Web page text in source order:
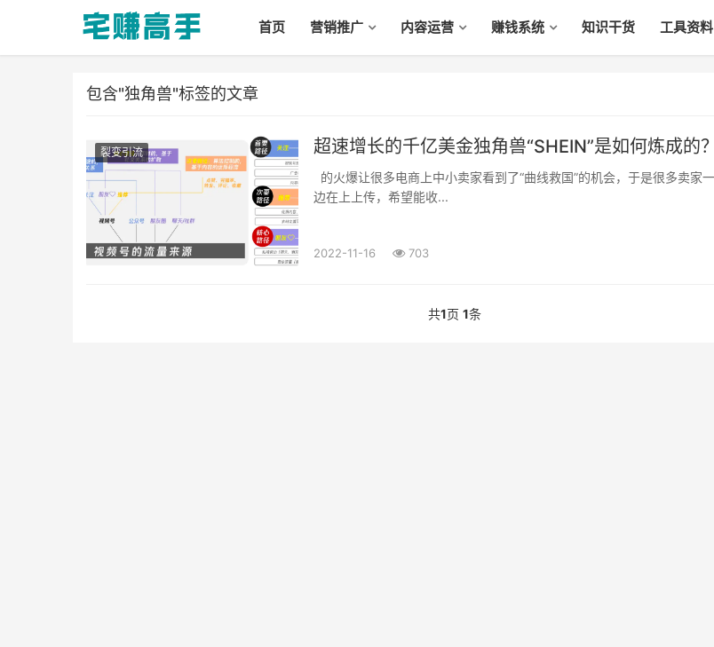
首页 营销推广 内容运营 赚钱系统 知识干货 工具资料
包含"独角兽"标签的文章
裂变引流 超速增长的千亿美金独角兽“SHEIN”是如何炼成的？
边在上上传，希望能收...
2022-11-16 703
共1页 1条